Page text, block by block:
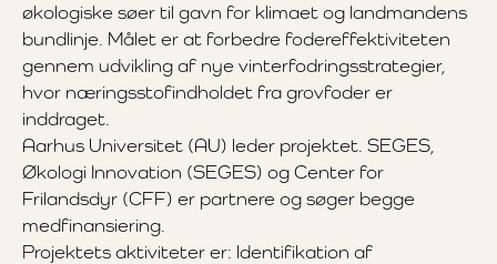
økologiske søer til gavn for klimaet og landmandens
bundlinje. Målet er at forbedre fodereffektiviteten
gennem udvikling af nye vinterfodringsstrategier,
hvor næringsstofindholdet fra grovfoder er
inddraget.
Aarhus Universitet (AU) leder projektet. SEGES,
Økologi Innovation (SEGES) og Center for
Frilandsdyr (CFF) er partnere og søger begge
medfinansiering.
Projektets aktiviteter er: Identifikation af